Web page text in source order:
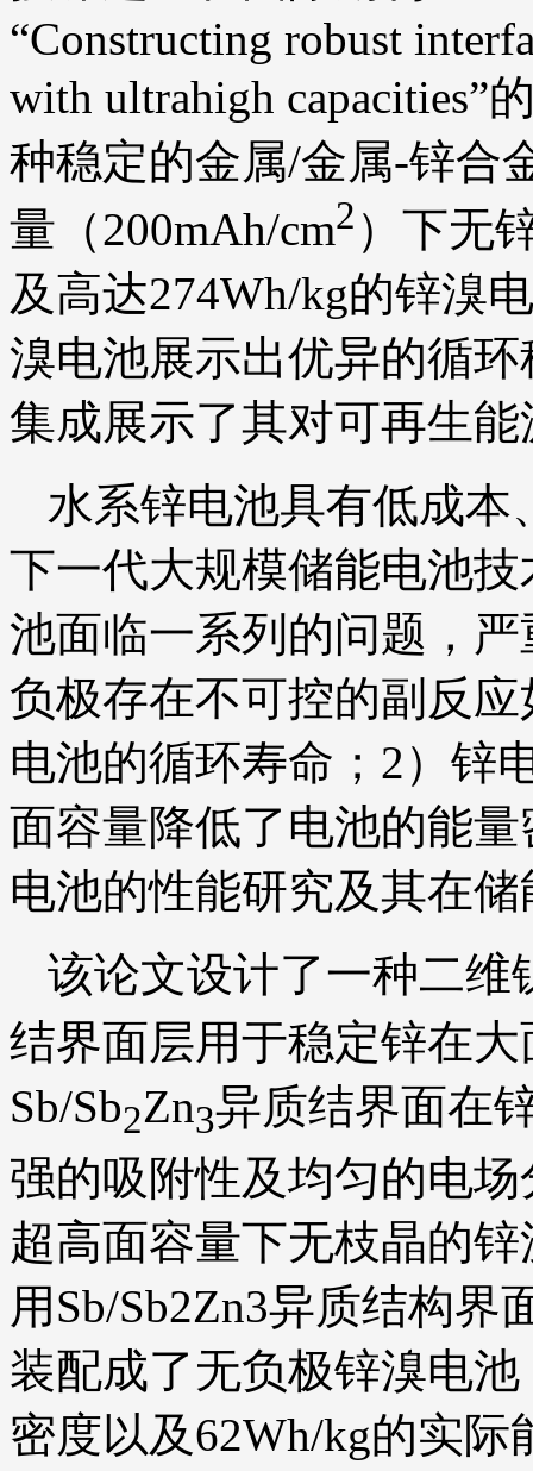
“Constructing robust
with ultrahigh capacities”
种稳定的金属/金属-锌合
量（200mAh/cm2 ）下无
及高达274Wh/kg的锌溴
溴电池展示出优异的循
集成展示了其对可再生
水系锌电池具有低成本
下一代大规模储能电池
池面临一系列的问题，
负极存在不可控的副反
电池的循环寿命；2）锌
面容量降低了电池的能
电池的性能研究及其在
该论文设计了一种二维
结界面层用于稳定锌在
Sb/Sb2Zn3异质结界面在
强的吸附性及均匀的电
超高面容量下无枝晶的
用Sb/Sb2Zn3异质结构
装配成了无负极锌溴电
密度以及62Wh/kg的实